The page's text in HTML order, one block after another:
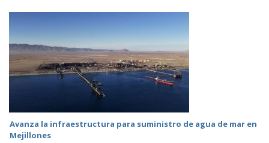
Avanza la infraestructura para suministro de agua de mar en
Mejillones